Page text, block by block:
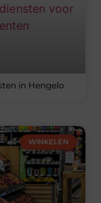
in Hengelo
WINKELEN